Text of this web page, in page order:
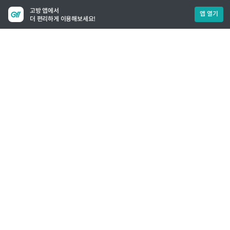
고방 앱에서
더 편리하게 이용해보세요!
앱 열기